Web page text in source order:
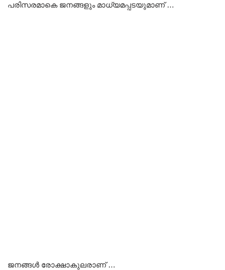
പരിസരമാകെ ജനങ്ങളും മാധ്യമപ്പടയുമാണ് …
ജനങ്ങൾ രോക്ഷാകുലരാണ് …